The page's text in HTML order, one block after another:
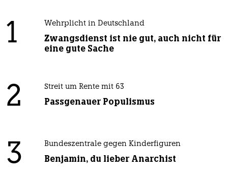
1 Wehrplicht in Deutschland
Zwangsdienst ist nie gut, auch nicht für
eine gute Sache
2 Streit um Rente mit 63
Passgenauer Populismus
3 Bundeszentrale gegen Kinderfiguren
Benjamin, du lieber Anarchist